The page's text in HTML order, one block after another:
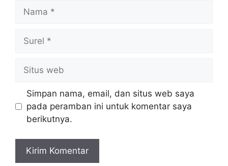
Nama
Surel
Situs
web
Simpan nama, email, dan situs web saya
pada peramban ini untuk komentar saya
berikutnya.